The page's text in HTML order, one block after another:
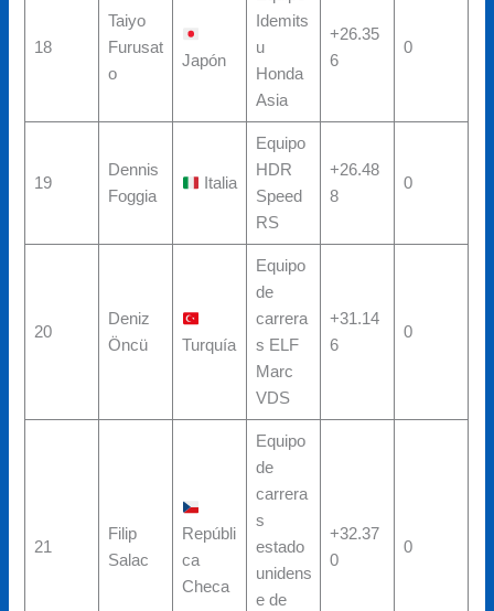
18
Taiyo
Furusat
o
Japón
Idemits
u
Honda
Asia
+26.35
6
0
19
Dennis
Foggia
Italia
Equipo
HDR
Speed
RS
+26.48
8
0
20
Deniz
Öncü
Turquía
Equipo
de
carrera
s ELF
Marc
VDS
+31.14
6
0
21
Filip
Salac
Repúbli
ca
Checa
Equipo
de
carrera
s
estado
unidens
e de
+32.37
0
0